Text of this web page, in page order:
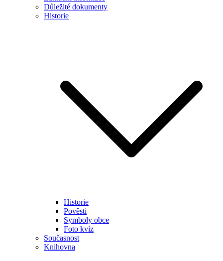
Důležité dokumenty
Historie
Historie
Pověsti
Symboly obce
Foto kvíz
Současnost
Knihovna